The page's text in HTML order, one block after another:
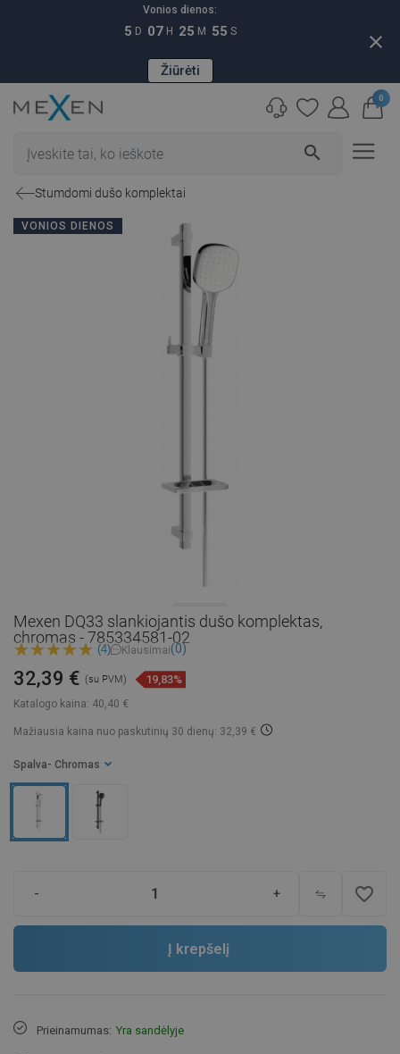
Vonios dienos:
5 D 07 H 25 M 54 S
Žiūrėti
close
search
0
Stumdomi dušo komplektai
VONIOS DIENOS
Mexen DQ33 slankiojantis dušo komplektas,
chromas - 785334581-02
(4) Klausimai(0)
Katalogo kaina: 40,40 €
32,39 € (su PVM) 19,83%
Mažiausia kaina nuo paskutinių 30 dienų: 32,39 €
Spalva - Chromas
- + favorite_border
Į krepšelį
Prieinamumas: Yra sandėlyje